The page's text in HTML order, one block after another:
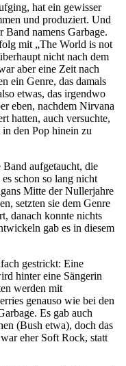
hat ein gewisser
und produziert. Und
Band namens Garbage.
mit „The World is not
nicht nach dem
aber eine Zeit nach
ein Genre, das damals
etwas, das irgendwo
eben, nachdem Nirvana
hatten, auch versuchte,
den Pop hinein zu
aufgetaucht, die
schon so lang nicht
Mitte der Nullerjahre
setzten sie dem Genre
danach konnte nichts
gab es in diesem
gestrickt: Eine
hinter eine Sängerin
werden mit
genauso wie bei den
Es gab auch
(Bush etwa), doch das
eher Soft Rock, statt